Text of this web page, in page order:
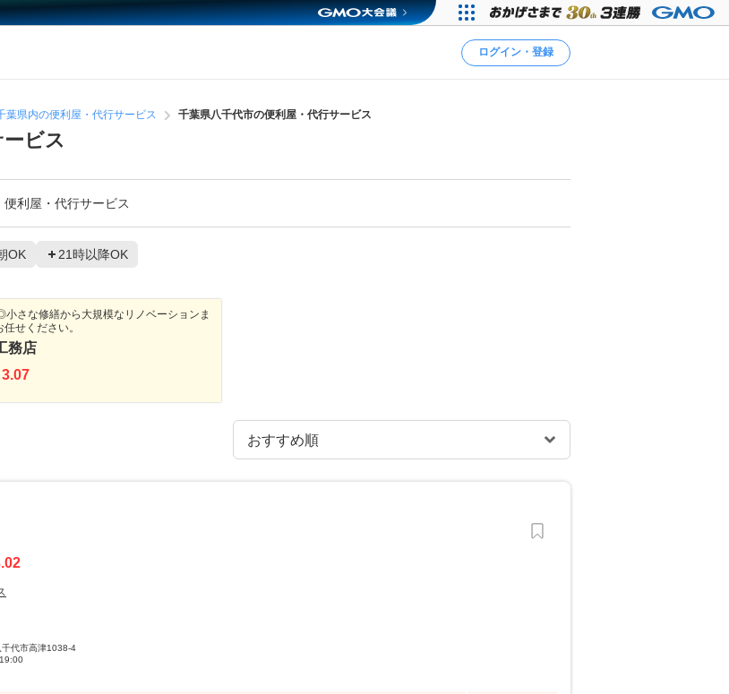
ログイン・登録
葉県内の便利屋・代行サービス 千葉県八千代市の便利屋・代行サービス
ビス
便利屋・代行サービス
OK 21時以降OK
さな修繕から大規模なリノベーションま
せください。
務店
3.07
千代市高津1038-4